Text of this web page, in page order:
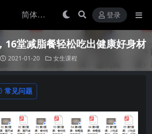
登录
16堂减脂餐轻松吃出健康好身材
2021-01-20 女生课程
常见问题